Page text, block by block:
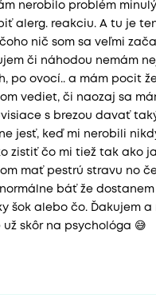
nerobilo problém
alerg. reakciu. A tu je
nič som sa veľmi
či náhodou nemám
po ovocí.. a mám pocit
vediet, či naozaj sa
s brezou davať
jesť, keď mi nerobili
zistiť čo mi tiež tak ako
mať pestrú stravu no
báť že
šok alebo čo. Ďakujem
skôr na psychológa 😅